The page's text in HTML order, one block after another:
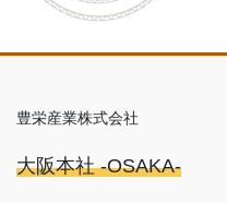
豊栄産業株式会社
大阪本社 -OSAKA-